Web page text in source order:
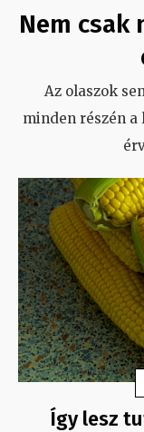
Nem csak
Az olaszok
minden részén a
Így lesz